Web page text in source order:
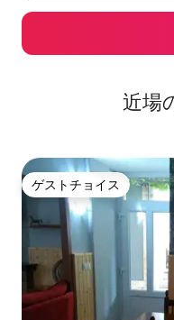
近場
ゲストチョイス
ゲストチョイス